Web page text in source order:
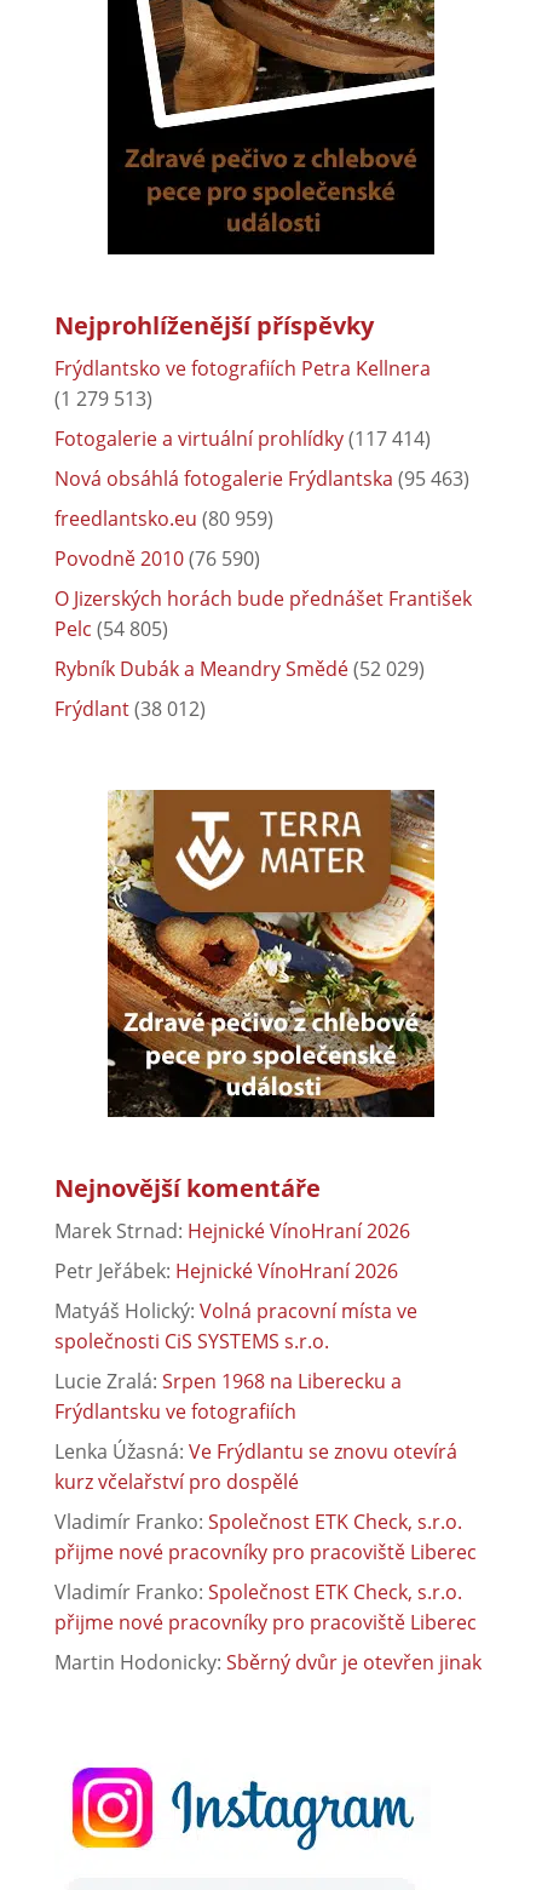
Nejprohlíženější příspěvky
Frýdlantsko ve fotografiích Petra Kellnera
(1 279 513)
Fotogalerie a virtuální prohlídky(117 414)
Nová obsáhlá fotogalerie Frýdlantska (95 463)
freedlantsko.eu (80 959)
Povodně 2010(76 590)
O Jizerských horách bude přednášet František
Pelc (54 805)
Rybník Dubák a Meandry Smědé(52 029)
Frýdlant(38 012)
Nejnovější komentáře
Marek Strnad: Hejnické VínoHraní 2026
Petr Jeřábek: Hejnické VínoHraní 2026
Matyáš Holický: Volná pracovní místa ve
společnosti CiS SYSTEMS s.r.o.
Lucie Zralá: Srpen 1968 na Liberecku a
Frýdlantsku ve fotografiích
Lenka Úžasná: Ve Frýdlantu se znovu otevírá
kurz včelařství pro dospělé
Vladimír Franko: Společnost ETK Check, s.r.o.
přijme nové pracovníky pro pracoviště Liberec
Vladimír Franko: Společnost ETK Check, s.r.o.
přijme nové pracovníky pro pracoviště Liberec
Martin Hodonicky: Sběrný dvůr je otevřen jinak